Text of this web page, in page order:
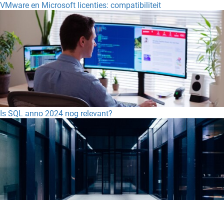
VMware en Microsoft licenties: compatibiliteit
Is SQL anno 2024 nog relevant?